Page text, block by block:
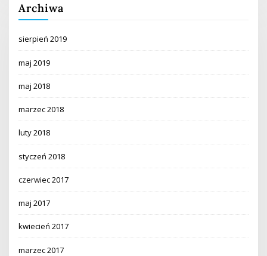
Archiwa
sierpień 2019
maj 2019
maj 2018
marzec 2018
luty 2018
styczeń 2018
czerwiec 2017
maj 2017
kwiecień 2017
marzec 2017